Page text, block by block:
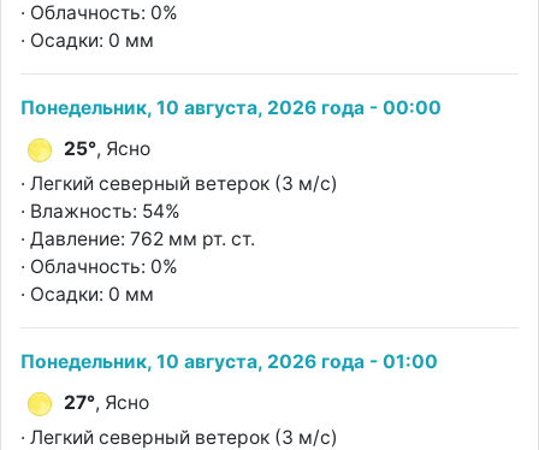
· Облачность: 0%
· Осадки: 0 мм
Понедельник, 10 августа, 2026 года - 00:00
25°, Ясно
· Легкий северный ветерок (3 м/с)
· Влажность: 54%
· Давление: 762 мм рт. ст.
· Облачность: 0%
· Осадки: 0 мм
Понедельник, 10 августа, 2026 года - 01:00
27°, Ясно
· Легкий северный ветерок (3 м/с)